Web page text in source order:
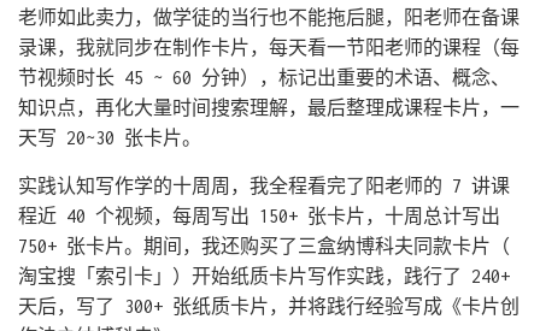
老师如此卖力，做学徒的当行也不能拖后腿，阳老师在备课
录课，我就同步在制作卡片，每天看一节阳老师的课程（每
节视频时长 45 ~ 60 分钟），标记出重要的术语、概念、
知识点，再化大量时间搜索理解，最后整理成课程卡片，一
天写 20~30 张卡片。
实践认知写作学的十周周，我全程看完了阳老师的 7 讲课
程近 40 个视频，每周写出 150+ 张卡片，十周总计写出
750+ 张卡片。期间，我还购买了三盒纳博科夫同款卡片（
淘宝搜「索引卡」）开始纸质卡片写作实践，践行了 240+
天后，写了 300+ 张纸质卡片，并将践行经验写成《卡片创